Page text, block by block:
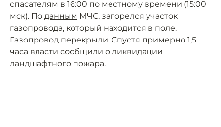
спасателям в 16:00 по местному времени (15:00
мск). По данным МЧС, загорелся участок
газопровода, который находится в поле.
Газопровод перекрыли. Спустя примерно 1,5
часа власти сообщили о ликвидации
ландшафтного пожара.